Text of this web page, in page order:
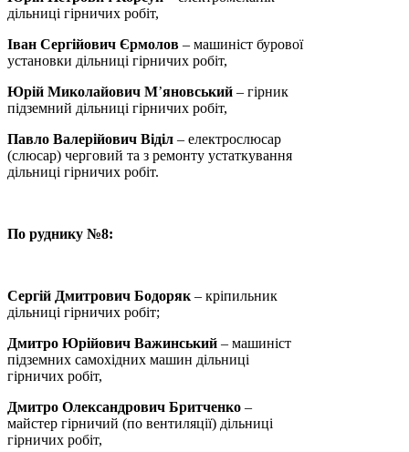
дільниці гірничих робіт,
Іван Сергійович Єрмолов – машиніст бурової
установки дільниці гірничих робіт,
Юрій Миколайович М’яновський – гірник
підземний дільниці гірничих робіт,
Павло Валерійович Віділ – електрослюсар
(слюсар) черговий та з ремонту устаткування
дільниці гірничих робіт.
По руднику №8:
Сергій Дмитрович Бодоряк – кріпильник
дільниці гірничих робіт;
Дмитро Юрійович Важинський – машиніст
підземних самохідних машин дільниці
гірничих робіт,
Дмитро Олександрович Бритченко –
майстер гірничий (по вентиляції) дільниці
гірничих робіт,